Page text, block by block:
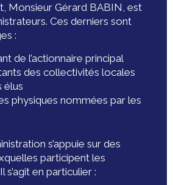
Monsieur Gérard BABIN, est
Ces derniers sont
:
de l’actionnaire principal
des collectivités locales
élus
physiques nommées par les
s’appuie sur des
participent les
s’agit en particulier :